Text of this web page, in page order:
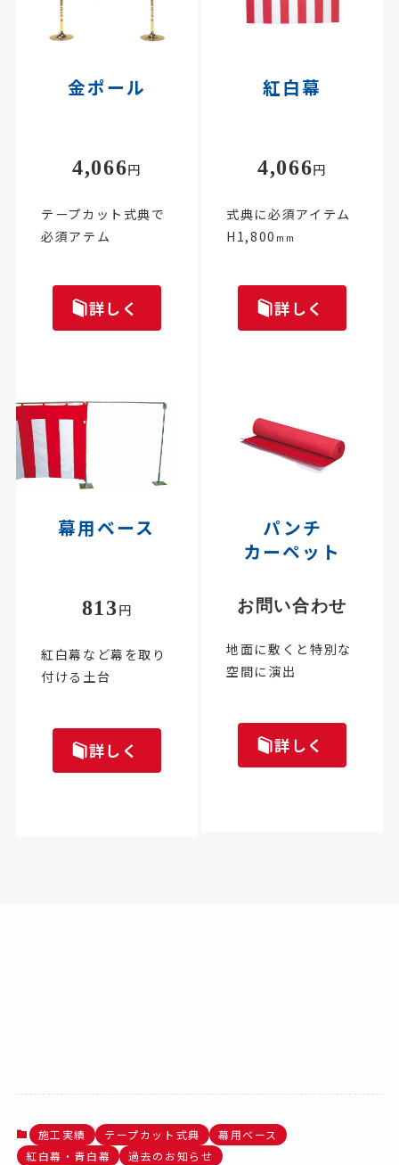
金ポール
4,066円
テープカット式典で
必須アテム
詳しく
紅白幕
4,066円
式典に必須アイテム
H1,800 mm
詳しく
幕用ベース
813円
紅白幕など幕を取り
付ける土台
詳しく
パンチ
カーペット
お問い合わせ
地面に敷くと特別な
空間に演出
詳しく
施工実績 テープカット式典
幕用ベース
紅白幕・青白幕
過去のお知らせ